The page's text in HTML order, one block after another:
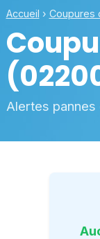
Accueil › Coupures
Alertes